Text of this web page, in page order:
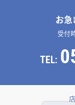
お
受付
TEL: